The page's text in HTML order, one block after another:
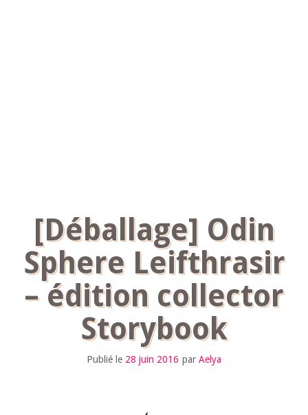
[Déballage] Odin
Sphere Leifthrasir
– édition collector
Storybook
Publié le 28 juin 2016 par Aelya